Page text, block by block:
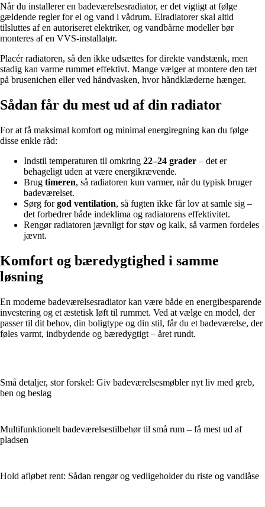
Når du installerer en badeværelsesradiator, er det vigtigt at følge
gældende regler for el og vand i vådrum. Elradiatorer skal altid
tilsluttes af en autoriseret elektriker, og vandbårne modeller bør
monteres af en VVS-installatør.
Placér radiatoren, så den ikke udsættes for direkte vandstænk, men
stadig kan varme rummet effektivt. Mange vælger at montere den tæt
på brusenichen eller ved håndvasken, hvor håndklæderne hænger.
Sådan får du mest ud af din radiator
For at få maksimal komfort og minimal energiregning kan du følge
disse enkle råd:
Indstil temperaturen til omkring 22–24 grader – det er
behageligt uden at være energikrævende.
Brug timeren, så radiatoren kun varmer, når du typisk bruger
badeværelset.
Sørg forgod ventilation, så fugten ikke får lov at samle sig –
det forbedrer både indeklima og radiatorens effektivitet.
Rengør radiatoren jævnligt for støv og kalk, så varmen fordeles
jævnt.
Komfort og bæredygtighed i samme
løsning
En moderne badeværelsesradiator kan være både en energibesparende
investering og et æstetisk løft til rummet. Ved at vælge en model, der
passer til dit behov, din boligtype og din stil, får du et badeværelse, der
føles varmt, indbydende og bæredygtigt – året rundt.
Små detaljer, stor forskel: Giv badeværelsesmøbler nyt liv med greb,
ben og beslag
Multifunktionelt badeværelsestilbehør til små rum – få mest ud af
pladsen
Hold afløbet rent: Sådan rengør og vedligeholder du riste og vandlåse